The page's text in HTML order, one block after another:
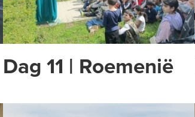
Dag 11 | Roemenië